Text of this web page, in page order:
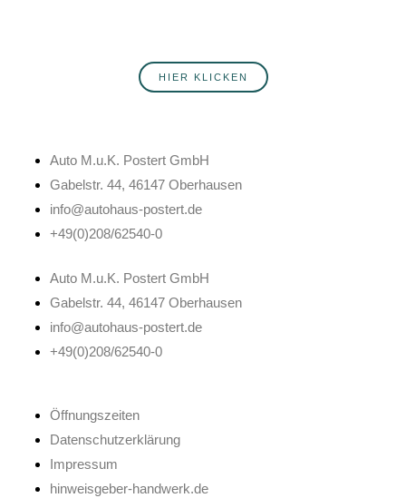
HIER KLICKEN
Auto M.u.K. Postert GmbH
Gabelstr. 44, 46147 Oberhausen
info@autohaus-postert.de
+49(0)208/62540-0
Auto M.u.K. Postert GmbH
Gabelstr. 44, 46147 Oberhausen
info@autohaus-postert.de
+49(0)208/62540-0
Öffnungszeiten
Datenschutzerklärung
Impressum
hinweisgeber-handwerk.de